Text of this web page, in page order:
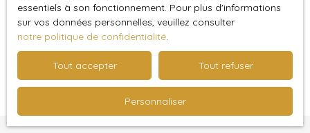
Aucun résultat
essentiels à son fonctionnement. Pour plus d'informations
sur vos données personnelles, veuillez consulter
notre politique de confidentialité.
Tout accepter Tout refuser
Personnaliser